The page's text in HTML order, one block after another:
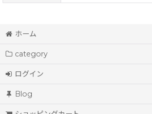
ホーム
category
ログイン
Blog